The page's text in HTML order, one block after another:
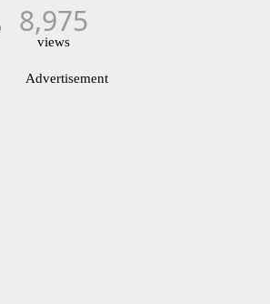
8,975
views
Advertisement